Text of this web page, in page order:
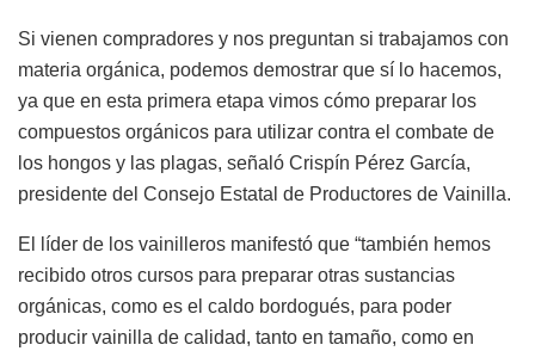
Si vienen compradores y nos preguntan si trabajamos con
materia orgánica, podemos demostrar que sí lo hacemos,
ya que en esta primera etapa vimos cómo preparar los
compuestos orgánicos para utilizar contra el combate de
los hongos y las plagas, señaló Crispín Pérez García,
presidente del Consejo Estatal de Productores de Vainilla.
El líder de los vainilleros manifestó que “también hemos
recibido otros cursos para preparar otras sustancias
orgánicas, como es el caldo bordogués, para poder
producir vainilla de calidad, tanto en tamaño, como en